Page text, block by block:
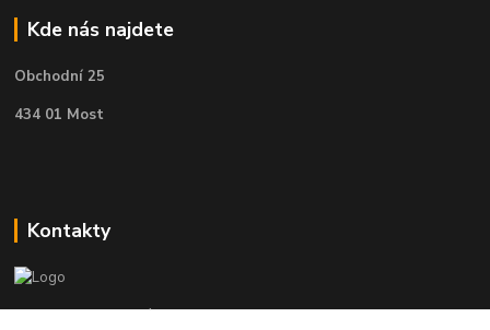
Kde nás najdete
Obchodní 25
434 01 Most
Kontakty
Telefon pro technické dotazy: 775 113 255